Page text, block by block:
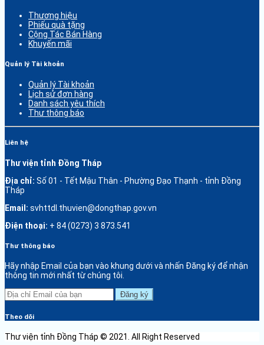
Thương hiệu
Phiếu quà tặng
Cộng Tác Bán Hàng
Khuyến mãi
Quản lý Tài khoản
Quản lý Tài khoản
Lịch sử đơn hàng
Danh sách yêu thích
Thư thông báo
Liên hệ
Thư viện tỉnh Đồng Tháp
Địa chỉ: Số 01 - Tết Mậu Thân - Phường Đạo Thạnh - tỉnh Đồng
Tháp
Email: svhttdl.thuvien@dongthap.gov.vn
Điện thoại: + 84 (0273) 3 873.541
Thư thông báo
Hãy nhập Email của bạn vào khung dưới và nhấn Đăng ký để nhận
thông tin mới nhất từ chúng tôi.
Đăng ký
Theo dõi
Thư viện tỉnh Đồng Tháp © 2021. All Right Reserved